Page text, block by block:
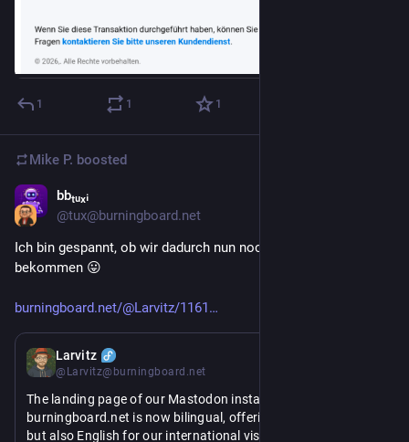
1 1 1
Mike P. boosted
bbₜᵤₓᵢ
@tux@burningboard.net
Ich bin gespannt, ob wir dadurch nun noch mehr Zulauf
bekommen 😛
burningboard.net/@Larvitz/1161
Larvitz
@Larvitz@burningboard.net
The landing page of our Mastodon instance
burningboard.net is now bilingual, offering not only German
but also English for our international visitors.